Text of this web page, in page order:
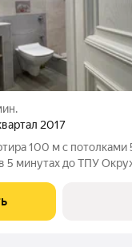
2017
100 м с потолками
5 минутах до ТПУ
городской жизни,
вариантом,